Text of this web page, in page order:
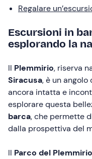
Regalare
Escursioni in
esplorando la
Il Plemmirio, riserva
Siracusa, è un
ancora intatta e
esplorare questa
barca, che permette
dalla prospettiva del
Il Parco del Plemmirio